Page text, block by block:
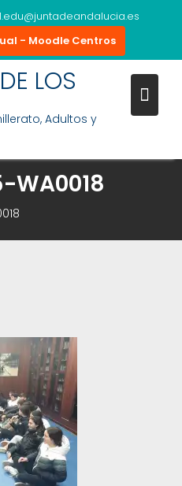
- Moodle Centros
LOS
Adultos y
WA0018